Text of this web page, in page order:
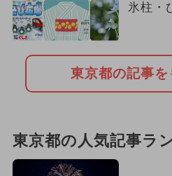
氷柱・
東京都の記事を
東京都の人気記事ラ